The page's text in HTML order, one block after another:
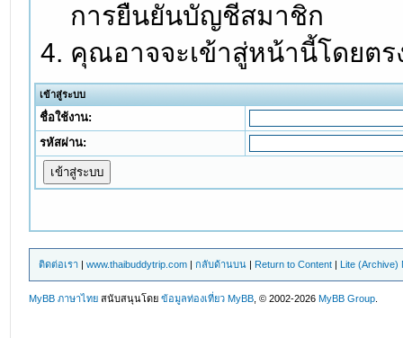
การยืนยันบัญชีสมาชิก
คุณอาจจะเข้าสู่หน้านี้โดยต
เข้าสู่ระบบ
ชื่อใช้งาน:
รหัสผ่าน:
ติดต่อเรา |www.thaibuddytrip.com |กลับด้านบน | Return to Content | Lite (Archive)
MyBB ภาษาไทย สนับสนุนโดยข้อมูลท่องเที่ยว MyBB , © 2002-2026MyBB Group